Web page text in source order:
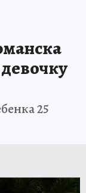
25